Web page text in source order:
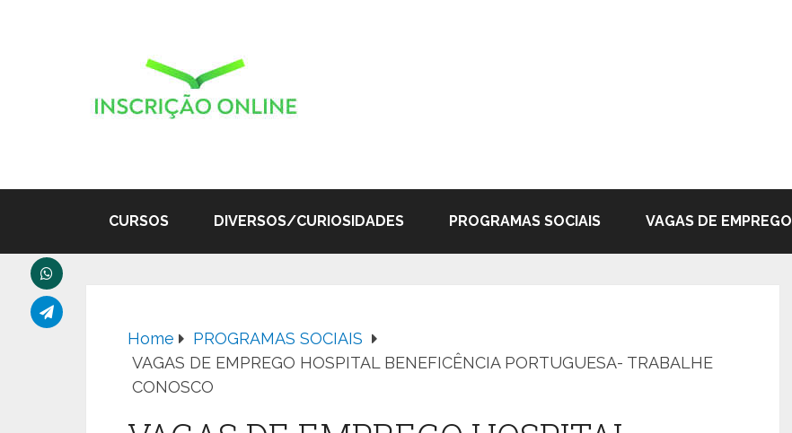
CURSOS DIVERSOS/CURIOSIDADES PROGRAMAS SOCIAIS VAGAS DE EMPREGO
Home
PROGRAMAS SOCIAIS
VAGAS DE EMPREGO HOSPITAL BENEFICÊNCIA PORTUGUESA- TRABALHE
CONOSCO